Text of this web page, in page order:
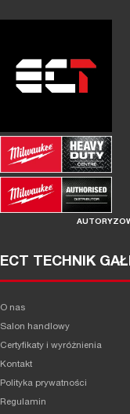
ECT TECHNIK
O nas
Salon handlowy
Certyfikaty i wyróżnienia
Kontakt
Polityka prywatności
Regulamin